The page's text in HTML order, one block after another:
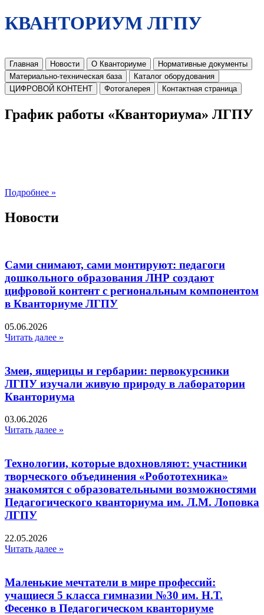
КВАНТОРИУМ ЛГПУ
Главная Новости О Кванториуме
Нормативные документы
Материально-техническая база
Каталог оборудования
ЦИФРОВОЙ КОНТЕНТ
Фотогалерея Контактная страница
График работы «Кванториума» ЛГПУ
Подробнее »
Новости
Сами снимают, сами монтируют: педагоги
дошкольного образования ЛНР создают
цифровой контент с региональным компонентом
в Кванториуме ЛГПУ​
05.06.2026
Читать далее »
Змеи, ящерицы и гербарии: первокурсники
ЛГПУ изучали живую природу в лаборатории
Кванториума
03.06.2026
Читать далее »
Технологии, которые вдохновляют: участники
творческого объединения «Робототехника»
знакомятся с образовательными возможностями
Педагогического кванториума им. Л.М. Лоповка
ЛГПУ
22.05.2026
Читать далее »
Маленькие мечтатели в мире профессий:
учащиеся 5 класса гимназии №30 им. Н.Т.
Фесенко в Педагогическом кванториуме